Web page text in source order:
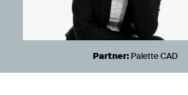
Partner: Palette CAD